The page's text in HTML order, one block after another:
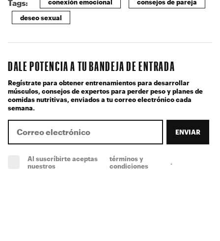
Tags: conexión emocional consejos de pareja
deseo sexual
DALE POTENCIA A TU BANDEJA DE ENTRADA
Regístrate para obtener entrenamientos para desarrollar
músculos, consejos de expertos para perder peso y planes de
comidas nutritivas, enviados a tu correo electrónico cada
semana.
ENVIAR
Al suscríbirte aceptas
nuestros
términos y
condiciones
.